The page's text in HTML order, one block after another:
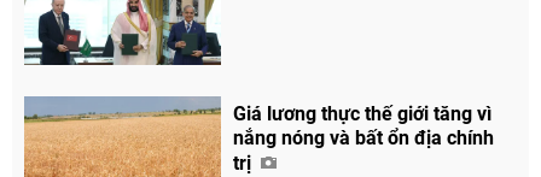
Giá lương thực thế giới tăng vì
nắng nóng và bất ổn địa chính
trị